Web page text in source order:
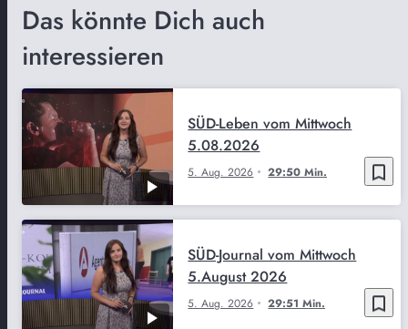
Das könnte Dich auch
interessieren
bookmark_border
5. Aug. 2026 29:50 Min.
SÜD-Leben vom Mittwoch
5.08.2026
bookmark_border
5. Aug. 2026 29:51 Min.
SÜD-Journal vom Mittwoch
5.August 2026